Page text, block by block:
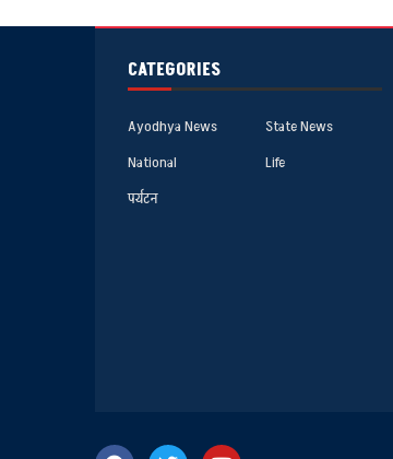
CATEGORIES
Ayodhya News
State News
National
Life
पर्यटन